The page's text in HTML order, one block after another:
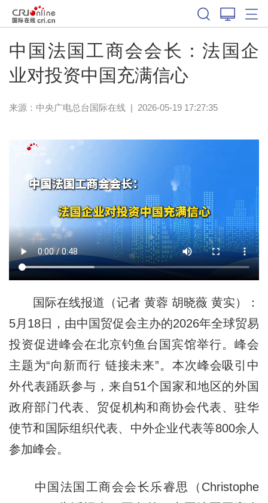
中国法国工商会会长：法国企
业对投资中国充满信心
来源：中央广电总台国际在线| 2026-05-19 17:27:35
国际在线报道（记者 黄蓉 胡晓薇 黄实）：
5月18日，由中国贸促会主办的2026年全球贸易
投资促进峰会在北京钓鱼台国宾馆举行。峰会
主题为“向新而行 链接未来”。本次峰会吸引中
外代表踊跃参与，来自51个国家和地区的外国
政府部门代表、贸促机构和商协会代表、驻华
使节和国际组织代表、中外企业代表等800余人
参加峰会。
中国法国工商会会长乐睿思（Christophe